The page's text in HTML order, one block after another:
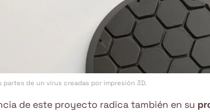
partes de un virus creadas por impresión 3D.
de este proyecto radica también en su